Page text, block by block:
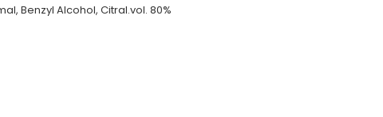
Benzyl Alcohol, Citral.vol. 80%